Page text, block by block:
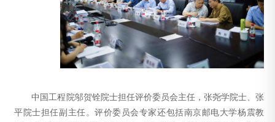
中国工程院邬贺铨院士担任评价委员会主任，张尧学院士、张
平院士担任副主任。评价委员会专家还包括南京邮电大学杨震教